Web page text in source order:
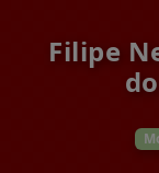
Filipe